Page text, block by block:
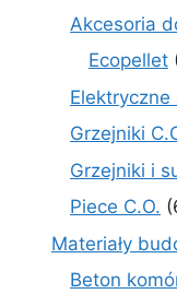
Akcesoria
Ecopellet
Grzejniki
Grzejniki i
Piece C.O.
Materiały
Beton